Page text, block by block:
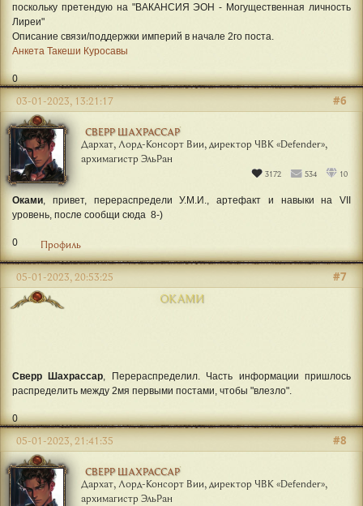
поскольку претендую на "ВАКАНСИЯ ЭОН - Могущественная личность
Лиреи"
Описание связи/поддержки империй в начале 2го поста.
Анкета Такеши Куросавы
0
СВЕРР ШАХРАССАР
Дархат, Лорд-Консорт Вии, директор ЧВК «Defender»,
архимагистр ЭльРан
3172 534 10
#6
03-01-2023, 13:21:17
Оками, привет, перераспредели У.М.И., артефакт и навыки на VII
уровень, после сообщи сюда 8-)
0 Профиль
ОКАМИ
#7
05-01-2023, 20:53:25
Сверр Шахрассар, Перераспределил. Часть информации пришлось
распределить между 2мя первыми постами, чтобы "влезло".
0
СВЕРР ШАХРАССАР
Дархат, Лорд-Консорт Вии, директор ЧВК «Defender»,
архимагистр ЭльРан
#8
05-01-2023, 21:41:35